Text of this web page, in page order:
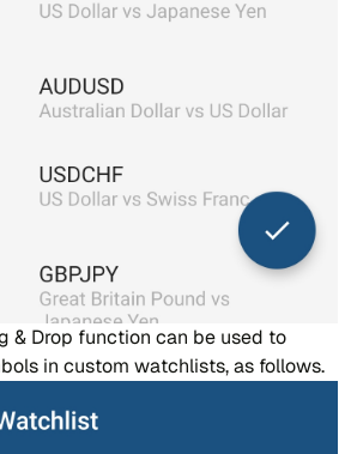
& Drop function can be used to
in custom watchlists, as follows.